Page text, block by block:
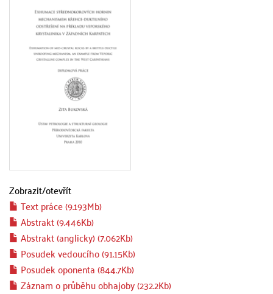
Zobrazit/otevřít
Text práce (9.193Mb)
Abstrakt (9.446Kb)
Abstrakt (anglicky) (7.062Kb)
Posudek vedoucího (91.15Kb)
Posudek oponenta (844.7Kb)
Záznam o průběhu obhajoby (232.2Kb)